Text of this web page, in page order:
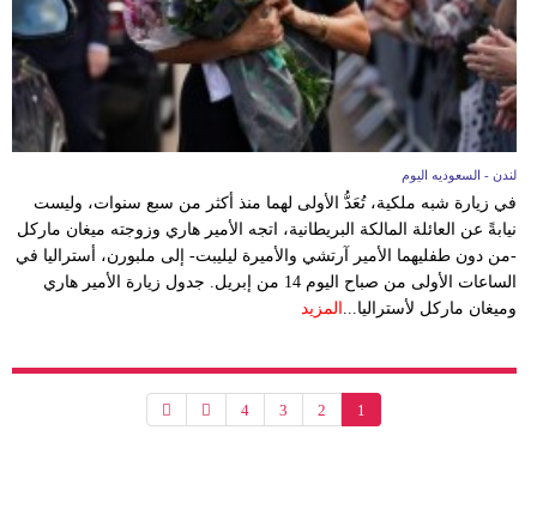
لندن - السعوديه اليوم
في زيارة شبه ملكية، تُعَدُّ الأولى لهما منذ أكثر من سبع سنوات، وليست
نيابةً عن العائلة المالكة البريطانية، اتجه الأمير هاري وزوجته ميغان ماركل
-من دون طفليهما الأمير آرتشي والأميرة ليليبت- إلى ملبورن، أستراليا في
الساعات الأولى من صباح اليوم 14 من إبريل. جدول زيارة الأمير هاري
وميغان ماركل لأستراليا... المزيد
1
2
3
4